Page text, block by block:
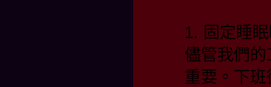
1. 固定睡
儘管我們
重要。下